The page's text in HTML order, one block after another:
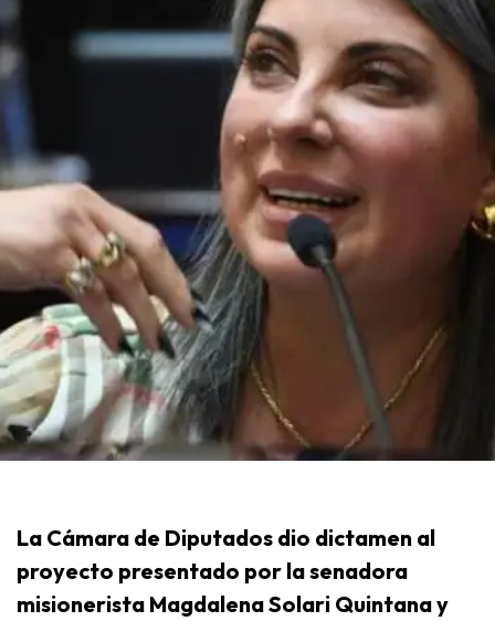
La Cámara de Diputados dio dictamen al
proyecto presentado por la senadora
misionerista Magdalena Solari Quintana y